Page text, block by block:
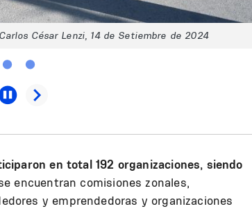
César Lenzi, 14 de Setiembre de 2024
en total 192 organizaciones, siendo
encuentran comisiones zonales,
y emprendedoras y organizaciones